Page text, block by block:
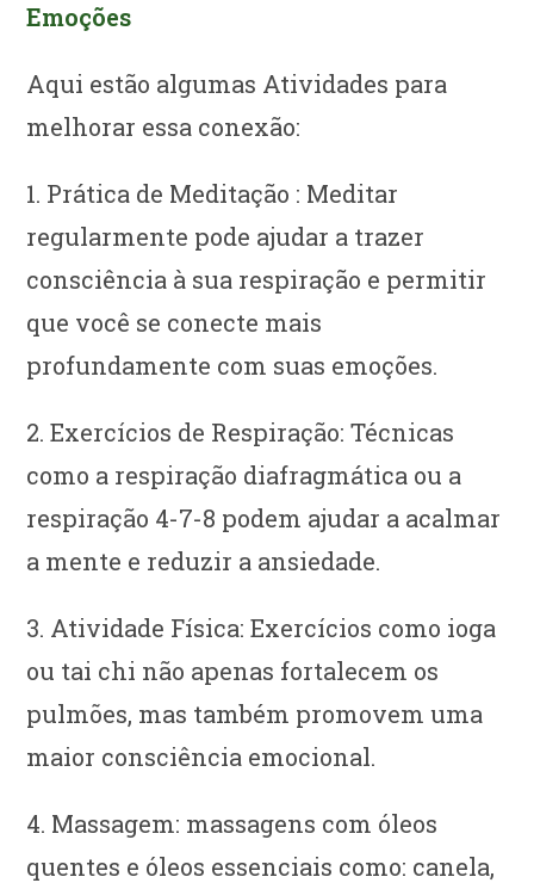
Emoções
Aqui estão algumas Atividades para
melhorar essa conexão:
1. Prática de Meditação : Meditar
regularmente pode ajudar a trazer
consciência à sua respiração e permitir
que você se conecte mais
profundamente com suas emoções.
2. Exercícios de Respiração: Técnicas
como a respiração diafragmática ou a
respiração 4-7-8 podem ajudar a acalmar
a mente e reduzir a ansiedade.
3. Atividade Física: Exercícios como ioga
ou tai chi não apenas fortalecem os
pulmões, mas também promovem uma
maior consciência emocional.
4. Massagem: massagens com óleos
quentes e óleos essenciais como: canela,